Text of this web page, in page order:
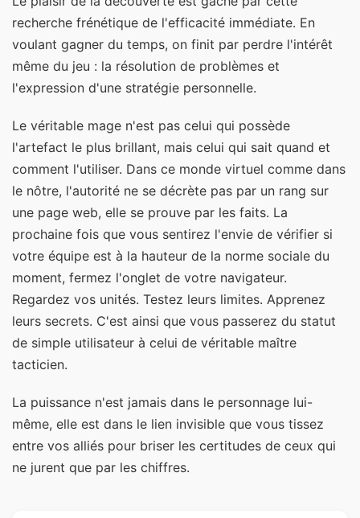
recherche frénétique de l'efficacité immédiate. En
voulant gagner du temps, on finit par perdre l'intérêt
même du jeu : la résolution de problèmes et
l'expression d'une stratégie personnelle.
Le véritable mage n'est pas celui qui possède
l'artefact le plus brillant, mais celui qui sait quand et
comment l'utiliser. Dans ce monde virtuel comme dans
le nôtre, l'autorité ne se décrète pas par un rang sur
une page web, elle se prouve par les faits. La
prochaine fois que vous sentirez l'envie de vérifier si
votre équipe est à la hauteur de la norme sociale du
moment, fermez l'onglet de votre navigateur.
Regardez vos unités. Testez leurs limites. Apprenez
leurs secrets. C'est ainsi que vous passerez du statut
de simple utilisateur à celui de véritable maître
tacticien.
La puissance n'est jamais dans le personnage lui-
même, elle est dans le lien invisible que vous tissez
entre vos alliés pour briser les certitudes de ceux qui
ne jurent que par les chiffres.